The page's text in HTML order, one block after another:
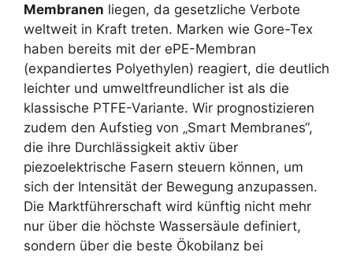
Membranen liegen, da gesetzliche Verbote
weltweit in Kraft treten. Marken wie Gore-Tex
haben bereits mit der ePE-Membran
(expandiertes Polyethylen) reagiert, die deutlich
leichter und umweltfreundlicher ist als die
klassische PTFE-Variante. Wir prognostizieren
zudem den Aufstieg von „Smart Membranes“,
die ihre Durchlässigkeit aktiv über
piezoelektrische Fasern steuern können, um
sich der Intensität der Bewegung anzupassen.
Die Marktführerschaft wird künftig nicht mehr
nur über die höchste Wassersäule definiert,
sondern über die beste Ökobilanz bei